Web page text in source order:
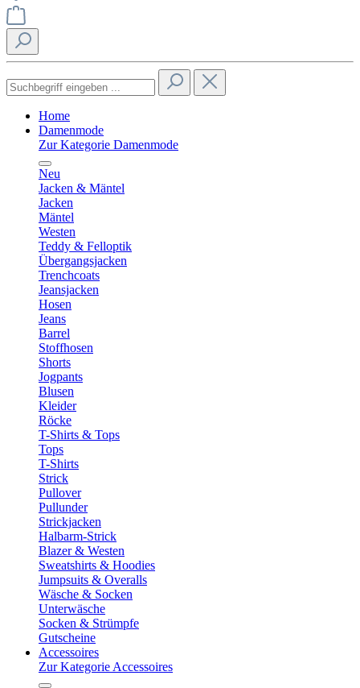
Home
Damenmode
Zur Kategorie Damenmode
Neu
Jacken & Mäntel
Jacken
Mäntel
Westen
Teddy & Felloptik
Übergangsjacken
Trenchcoats
Jeansjacken
Hosen
Jeans
Barrel
Stoffhosen
Shorts
Jogpants
Blusen
Kleider
Röcke
T-Shirts & Tops
Tops
T-Shirts
Strick
Pullover
Pullunder
Strickjacken
Halbarm-Strick
Blazer & Westen
Sweatshirts & Hoodies
Jumpsuits & Overalls
Wäsche & Socken
Unterwäsche
Socken & Strümpfe
Gutscheine
Accessoires
Zur Kategorie Accessoires